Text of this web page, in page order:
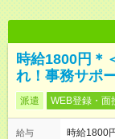
時給1800円＊
れ！事務サポ
派遣 WEB登録・面
給与
時給1800